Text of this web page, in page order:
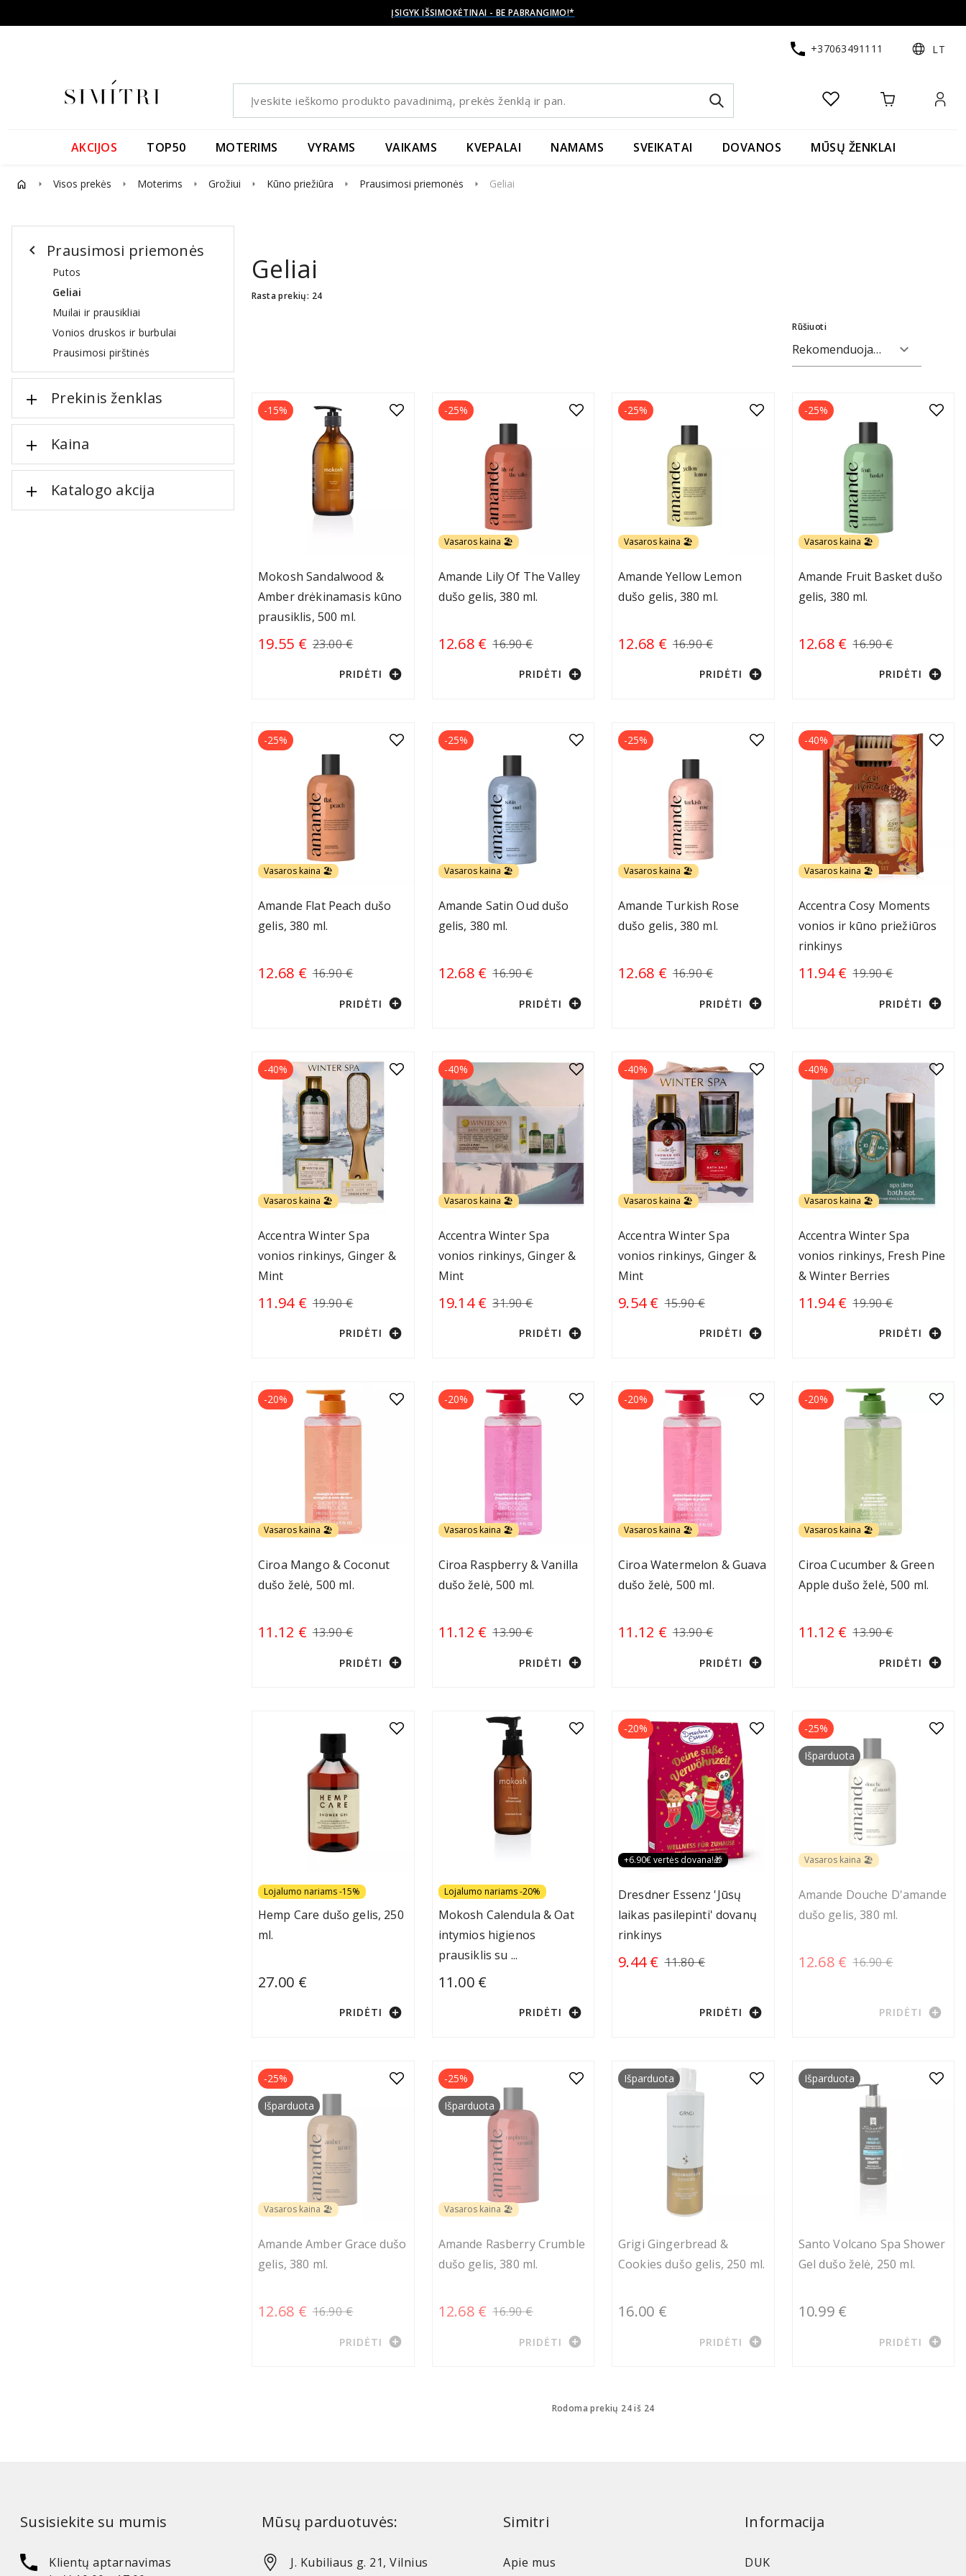
ĮSIGYK IŠSIMOKĖTINAI - BE PABRANGIMO!*
+37063491111 LT
AKCIJOS TOP50 MOTERIMS VYRAMS VAIKAMS KVEPALAI NAMAMS SVEIKATAI DOVANOS MŪSŲ ŽENKLAI
arrow_right Visos prekės arrow_right Moterims arrow_right Grožiui arrow_right Kūno priežiūra arrow_right Prausimosi priemonės arrow_right Geliai
chevron_left Prausimosi priemonės
Putos
Geliai
Muilai ir prausikliai
Vonios druskos ir burbulai
Prausimosi pirštinės
Prekinis ženklas
Kaina
Katalogo akcija
Geliai
Rasta prekių: 24
Rūšiuoti
Rekomenduojami expand_more
Mokosh Sandalwood &
Amber drėkinamasis kūno
prausiklis, 500 ml.
19.55 € 23.00 €
-15%
PRIDĖTI add_circle
Vasaros kaina 🏖️
Amande Lily Of The Valley
dušo gelis, 380 ml.
12.68 € 16.90 €
-25%
PRIDĖTI add_circle
Vasaros kaina 🏖️
Amande Yellow Lemon
dušo gelis, 380 ml.
12.68 € 16.90 €
-25%
PRIDĖTI add_circle
Vasaros kaina 🏖️
Amande Fruit Basket dušo
gelis, 380 ml.
12.68 € 16.90 €
-25%
PRIDĖTI add_circle
Vasaros kaina 🏖️
Amande Flat Peach dušo
gelis, 380 ml.
12.68 € 16.90 €
-25%
PRIDĖTI add_circle
Vasaros kaina 🏖️
Amande Satin Oud dušo
gelis, 380 ml.
12.68 € 16.90 €
-25%
PRIDĖTI add_circle
Vasaros kaina 🏖️
Amande Turkish Rose
dušo gelis, 380 ml.
12.68 € 16.90 €
-25%
PRIDĖTI add_circle
Vasaros kaina 🏖️
Accentra Cosy Moments
vonios ir kūno priežiūros
rinkinys
11.94 € 19.90 €
-40%
PRIDĖTI add_circle
Vasaros kaina 🏖️
Accentra Winter Spa
vonios rinkinys, Ginger &
Mint
11.94 € 19.90 €
-40%
PRIDĖTI add_circle
Vasaros kaina 🏖️
Accentra Winter Spa
vonios rinkinys, Ginger &
Mint
19.14 € 31.90 €
-40%
PRIDĖTI add_circle
Vasaros kaina 🏖️
Accentra Winter Spa
vonios rinkinys, Ginger &
Mint
9.54 € 15.90 €
-40%
PRIDĖTI add_circle
Vasaros kaina 🏖️
Accentra Winter Spa
vonios rinkinys, Fresh Pine
& Winter Berries
11.94 € 19.90 €
-40%
PRIDĖTI add_circle
Vasaros kaina 🏖️
Ciroa Mango & Coconut
dušo želė, 500 ml.
11.12 € 13.90 €
-20%
PRIDĖTI add_circle
Vasaros kaina 🏖️
Ciroa Raspberry & Vanilla
dušo želė, 500 ml.
11.12 € 13.90 €
-20%
PRIDĖTI add_circle
Vasaros kaina 🏖️
Ciroa Watermelon & Guava
dušo želė, 500 ml.
11.12 € 13.90 €
-20%
PRIDĖTI add_circle
Vasaros kaina 🏖️
Ciroa Cucumber & Green
Apple dušo želė, 500 ml.
11.12 € 13.90 €
-20%
PRIDĖTI add_circle
Lojalumo nariams -15%
Hemp Care dušo gelis, 250
ml.
27.00 €
PRIDĖTI add_circle
Lojalumo nariams -20%
Mokosh Calendula & Oat
intymios higienos
prausiklis su ...
11.00 €
PRIDĖTI add_circle
+6.90€ vertės dovana!🎁
Dresdner Essenz 'Jūsų
laikas pasilepinti' dovanų
rinkinys
9.44 € 11.80 €
-20%
PRIDĖTI add_circle
Vasaros kaina 🏖️
Amande Douche D'amande
dušo gelis, 380 ml.
12.68 € 16.90 €
-25%
Išparduota
PRIDĖTI add_circle
Vasaros kaina 🏖️
Amande Amber Grace dušo
gelis, 380 ml.
12.68 € 16.90 €
-25%
Išparduota
PRIDĖTI add_circle
Vasaros kaina 🏖️
Amande Rasberry Crumble
dušo gelis, 380 ml.
12.68 € 16.90 €
-25%
Išparduota
PRIDĖTI add_circle
Grigi Gingerbread &
Cookies dušo gelis, 250 ml.
16.00 €
Išparduota
PRIDĖTI add_circle
Santo Volcano Spa Shower
Gel dušo želė, 250 ml.
10.99 €
Išparduota
PRIDĖTI add_circle
Rodoma prekių 24 iš 24
Susisiekite su mumis
Klientų aptarnavimas
Mūsų parduotuvės:
J. Kubiliaus g. 21, Vilnius
Simitri
Apie mus
Informacija
DUK